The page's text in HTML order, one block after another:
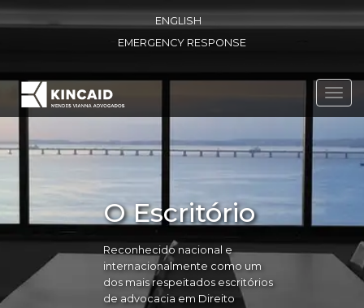
ENGLISH
EMERGENCY RESPONSE
O Escritório
Reconhecido nacional e
internacionalmente como um
dos mais respeitados escritórios
de advocacia em Direito